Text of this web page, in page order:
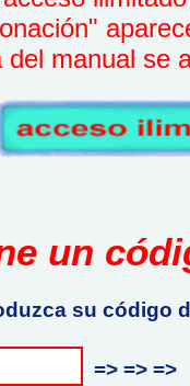
manual se
un
su código
=> => =>